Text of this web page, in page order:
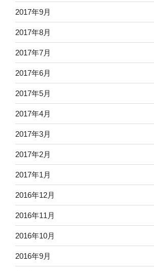
2017年9月
2017年8月
2017年7月
2017年6月
2017年5月
2017年4月
2017年3月
2017年2月
2017年1月
2016年12月
2016年11月
2016年10月
2016年9月